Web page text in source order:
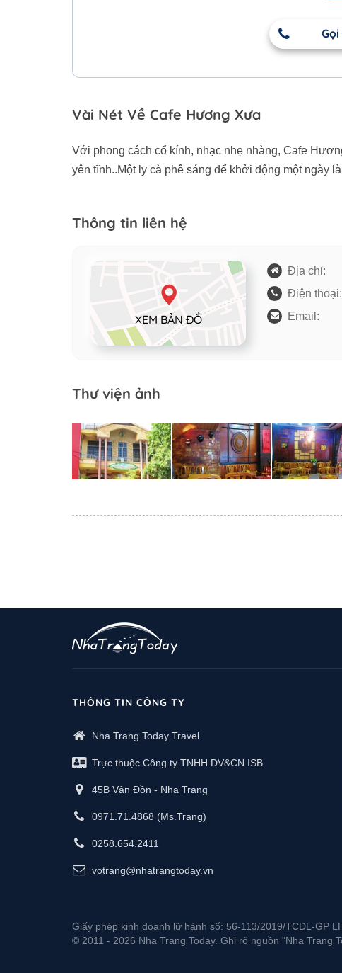
Vài Nét Về Cafe Hương Xưa
Với phong cách cổ kính, nhạc nhẹ nhàng, Cafe
yên tĩnh..Một ly cà phê sáng để khởi động một ngày
Thông tin liên hệ
XEM BẢN ĐỒ
Địa chỉ:
Điện thoại:
Email:
Thư viện ảnh
THÔNG TIN CÔNG TY
Nha Trang Today Travel
Trực thuộc Công ty TNHH DV&CN ISB
45B Vân Đồn - Nha Trang
0971.71.4868 (Ms.Trang)
0258.654.2411
votrang@nhatrangtoday.vn
Giấy phép kinh doanh lữ hành số: 56-113/2019/TCDL-GP
© 2011 - 2026 Nha Trang Today. Ghi rõ nguồn "Nha Trang